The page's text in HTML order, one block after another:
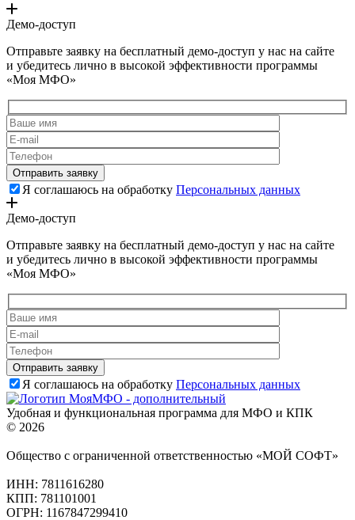
Демо-доступ
Отправьте заявку на бесплатный демо-доступ у нас на сайте
и убедитесь лично в высокой эффективности программы
«Моя МФО»
Я соглашаюсь на обработку Персональных данных
Демо-доступ
Отправьте заявку на бесплатный демо-доступ у нас на сайте
и убедитесь лично в высокой эффективности программы
«Моя МФО»
Я соглашаюсь на обработку Персональных данных
Удобная и функциональная программа для МФО и КПК
© 2026
Общество с ограниченной ответственностью «МОЙ СОФТ»
ИНН: 7811616280
КПП: 781101001
ОГРН: 1167847299410